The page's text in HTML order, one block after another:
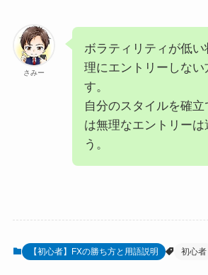
さみー
ボラティリティが低い
理にエントリーしない
す。
自分のスタイルを確
は無理なエントリーは
う。
【初心者】FXの勝ち方と用語説明 初心者